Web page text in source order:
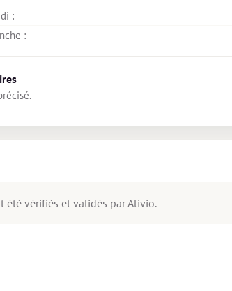
:
:
été vérifiés et validés par Alivio.